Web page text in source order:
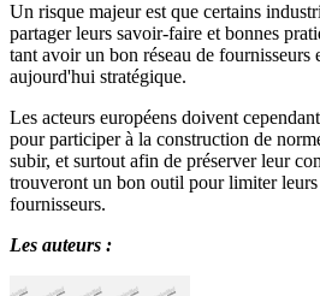
Un risque majeur est que certains
partager leurs savoir-faire et bonnes
tant avoir un bon réseau de fournisseurs
aujourd'hui stratégique.
Les acteurs européens doivent
pour participer à la construction de
subir, et surtout afin de préserver leur
trouveront un bon outil pour limiter leurs
fournisseurs.
Les auteurs :